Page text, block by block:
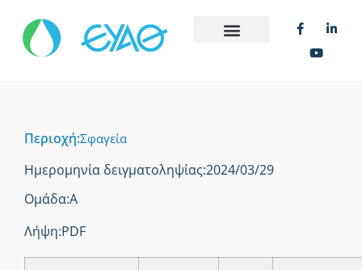
Περιοχή:Σφαγεία
Ημερομηνία δειγματοληψίας:2024/03/29
Ομάδα:Α
Λήψη:PDF